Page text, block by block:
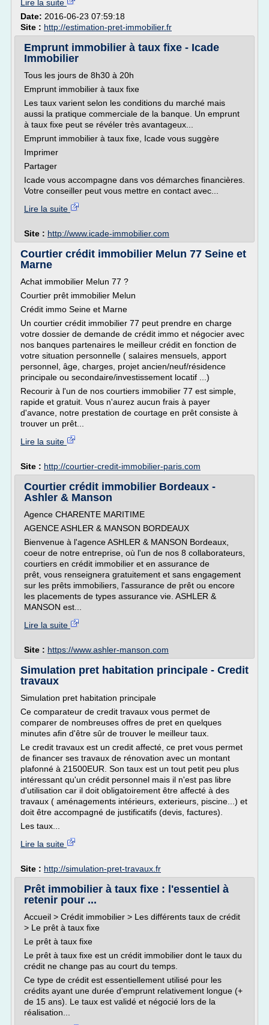
Lire la suite
Date: 2016-06-23 07:59:18
Site : http://estimation-pret-immobilier.fr
Emprunt immobilier à taux fixe - Icade
Immobilier
Tous les jours de 8h30 à 20h
Emprunt immobilier à taux fixe
Les taux varient selon les conditions du marché mais
aussi la pratique commerciale de la banque. Un emprunt
à taux fixe peut se révéler très avantageux...
Emprunt immobilier à taux fixe, Icade vous suggère
Imprimer
Partager
Icade vous accompagne dans vos démarches financières.
Votre conseiller peut vous mettre en contact avec...
Lire la suite
Site : http://www.icade-immobilier.com
Courtier crédit immobilier Melun 77 Seine et
Marne
Achat immobilier Melun 77 ?
Courtier prêt immobilier Melun
Crédit immo Seine et Marne
Un courtier crédit immobilier 77 peut prendre en charge
votre dossier de demande de crédit immo et négocier avec
nos banques partenaires le meilleur crédit en fonction de
votre situation personnelle ( salaires mensuels, apport
personnel, âge, charges, projet ancien/neuf/résidence
principale ou secondaire/investissement locatif ...)
Recourir à l'un de nos courtiers immobilier 77 est simple,
rapide et gratuit. Vous n'aurez aucun frais à payer
d'avance, notre prestation de courtage en prêt consiste à
trouver un prêt...
Lire la suite
Site : http://courtier-credit-immobilier-paris.com
Courtier crédit immobilier Bordeaux -
Ashler & Manson
Agence CHARENTE MARITIME
AGENCE ASHLER & MANSON BORDEAUX
Bienvenue à l'agence ASHLER & MANSON Bordeaux,
coeur de notre entreprise, où l'un de nos 8 collaborateurs,
courtiers en crédit immobilier et en assurance de
prêt, vous renseignera gratuitement et sans engagement
sur les prêts immobiliers, l'assurance de prêt ou encore
les placements de types assurance vie. ASHLER &
MANSON est...
Lire la suite
Site : https://www.ashler-manson.com
Simulation pret habitation principale - Credit
travaux
Simulation pret habitation principale
Ce comparateur de credit travaux vous permet de
comparer de nombreuses offres de pret en quelques
minutes afin d'être sûr de trouver le meilleur taux.
Le credit travaux est un credit affecté, ce pret vous permet
de financer ses travaux de rénovation avec un montant
plafonné à 21500EUR. Son taux est un tout petit peu plus
intéressant qu'un crédit personnel mais il n'est pas libre
d'utilisation car il doit obligatoirement être affecté à des
travaux ( aménagements intérieurs, exterieurs, piscine...) et
doit être accompagné de justificatifs (devis, factures).
Les taux...
Lire la suite
Site : http://simulation-pret-travaux.fr
Prêt immobilier à taux fixe : l'essentiel à
retenir pour ...
Accueil > Crédit immobilier > Les différents taux de crédit
> Le prêt à taux fixe
Le prêt à taux fixe
Le prêt à taux fixe est un crédit immobilier dont le taux du
crédit ne change pas au court du temps.
Ce type de crédit est essentiellement utilisé pour les
crédits ayant une durée d'emprunt relativement longue (+
de 15 ans). Le taux est validé et négocié lors de la
réalisation...